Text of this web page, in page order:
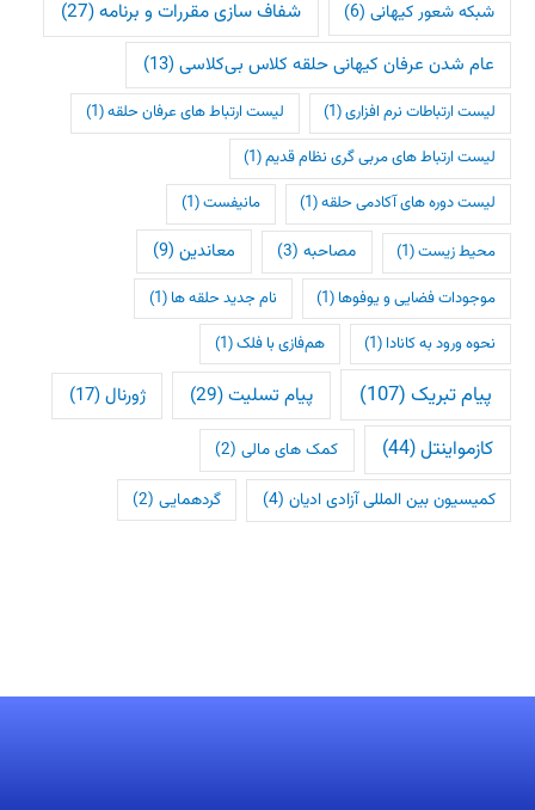
شبکه شعور کیهانی(6) شفاف سازی مقررات و برنامه(27)
عام شدن عرفان کیهانی حلقه کلاس بی‌کلاسی (13)
لیست ارتباطات نرم افزاری(1) لیست ارتباط های عرفان حلقه(1)
لیست ارتباط های مربی گری نظام قدیم(1)
لیست دوره های آکادمی حلقه(1) مانیفست(1)
محیط زیست(1) مصاحبه(3) معاندین(9)
موجودات فضایی و یوفوها (1) نام جدید حلقه ها (1)
نحوه ورود به کانادا (1) هم‌فازی با فلک(1)
پیام تبریک(107) پیام تسلیت(29) ژورنال(17)
کازمواینتل(44) کمک های مالی(2)
کمیسیون بین المللی آزادی ادیان (4) گردهمایی(2)